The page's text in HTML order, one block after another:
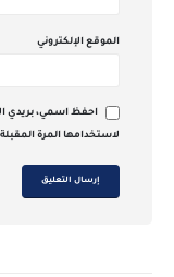
الموقع الإلكتروني
احفظ اسمي، بريدي
لاستخدامها المرة